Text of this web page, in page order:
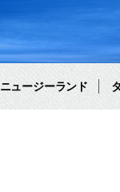
ニュージーランド